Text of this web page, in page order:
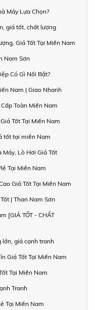
Máy Lựa Chọn?
giá tốt, chất lượng
Giá Tốt Tại Miền Nam
Nam Sơn
Có Gì Nổi Bật?
Nam | Giao Nhanh
Toàn Miền Nam
Tốt Tại Miền Nam
tốt tại miền Nam
Máy, Lò Hơi Giá Tốt
Tại Miền Nam
Giá Tốt Tại Miền Nam
| Than Nam Sơn
[GIÁ TỐT - CHẤT
lớn, giá cạnh tranh
Giá Tốt Tại Miền Nam
Tại Miền Nam
Tranh
Tại Miền Nam